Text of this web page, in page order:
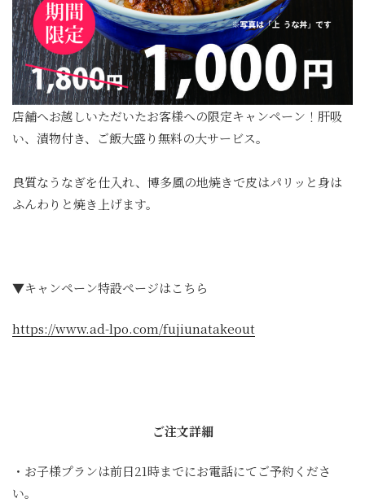
店舗へお越しいただいたお客様への限定キャンペーン！肝吸
い、漬物付き、ご飯大盛り無料の大サービス。
良質なうなぎを仕入れ、博多風の地焼きで皮はパリッと身は
ふんわりと焼き上げます。
▼キャンペーン特設ページはこちら
https://www.ad-lpo.com/fujiunatakeout
ご注文詳細
・お子様プランは前日21時までにお電話にてご予約くださ
い。